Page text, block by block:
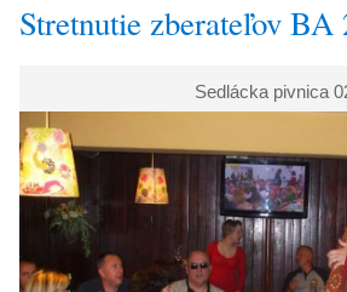
Stretnutie zberateľov BA
Sedlácka pivnica